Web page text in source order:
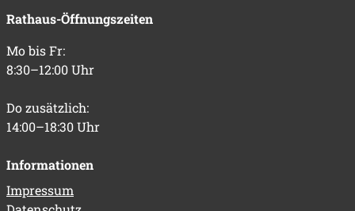
Rathaus-Öffnungszeiten
Mo bis Fr:
8:30–12:00 Uhr
Do zusätzlich:
14:00–18:30 Uhr
Informationen
Impressum